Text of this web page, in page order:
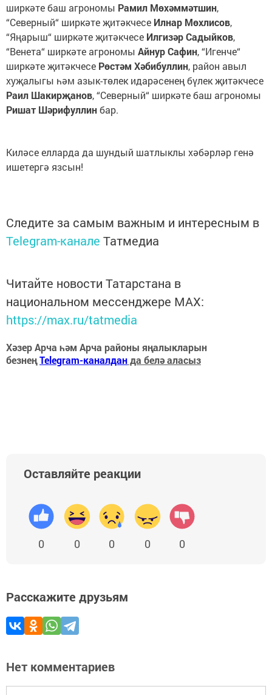
ширкәте баш агрономы Рамил Мөхәммәтшин,
“Северный“ ширкәте җитәкчесе Илнар Мөхлисов,
“Яңарыш“ ширкәте җитәкчесе Илгизәр Садыйков,
“Венета“ ширкәте агрономы Айнур Сафин, “Игенче“
ширкәте җитәкчесе Рөстәм Хәбибуллин, район авыл
хуҗалыгы һәм азык-төлек идарәсенең бүлек җитәкчесе
Раил Шакирҗанов, “Северный“ ширкәте баш агрономы
Ришат Шәрифуллинбар.
Киләсе елларда да шундый шатлыклы хәбәрләр генә
ишетергә язсын!
Следите за самым важным и интересным в
Telegram-канале Татмедиа
Читайте новости Татарстана в
национальном мессенджере MАХ:
https://max.ru/tatmedia
Хәзер Арча һәм Арча районы яңалыкларын
безнеңTelegram-каналданда белә аласыз
Оставляйте реакции
0 0 0 0 0
Расскажите друзьям
Нет комментариев